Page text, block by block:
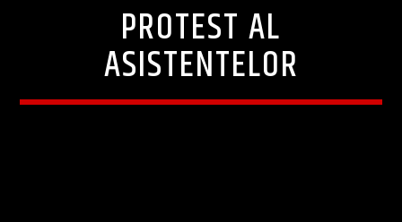
PROTEST AL
ASISTENTELOR